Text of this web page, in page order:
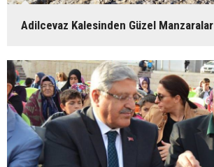
Adilcevaz Kalesinden Güzel Manzaralar